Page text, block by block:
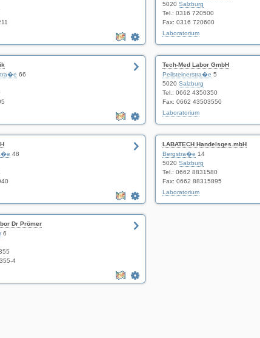
5020 Salzburg
Tel.: 0316 720500
Fax: 0316 720600
Laboratorium
66
Tech-Med Labor GmbH
Peilsteinerstra�e 5
5020 Salzburg
Tel.: 0662 4350350
Fax: 0662 43503550
Laboratorium
48
LABATECH Handelsges.mbH
Bergstra�e 14
5020 Salzburg
Tel.: 0662 8831580
Fax: 0662 88315895
Laboratorium
Dr Prömer
6
4